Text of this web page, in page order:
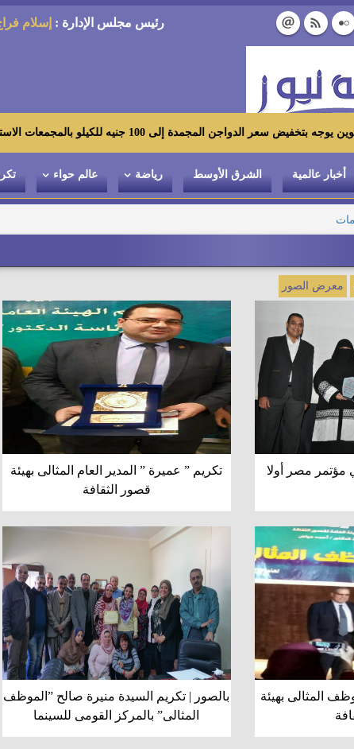
رئيس مجلس الإدارة : إسلام
100 جنيه للكيلو بالمجمعات الاستهلاكية ومعارض «أهلاً رمضان»
أخبار عالمية الشرق الأوسط رياضة عالم حواء
معرض الصور
مؤتمر مصر أولا
تكريم ” عميرة ” المدير العام المثالى بهيئة
قصور الثقافة
المثالى بهيئة
بالصور | تكريم السيدة منيرة صالح ”الموظف
المثالى” بالمركز القومى للسينما